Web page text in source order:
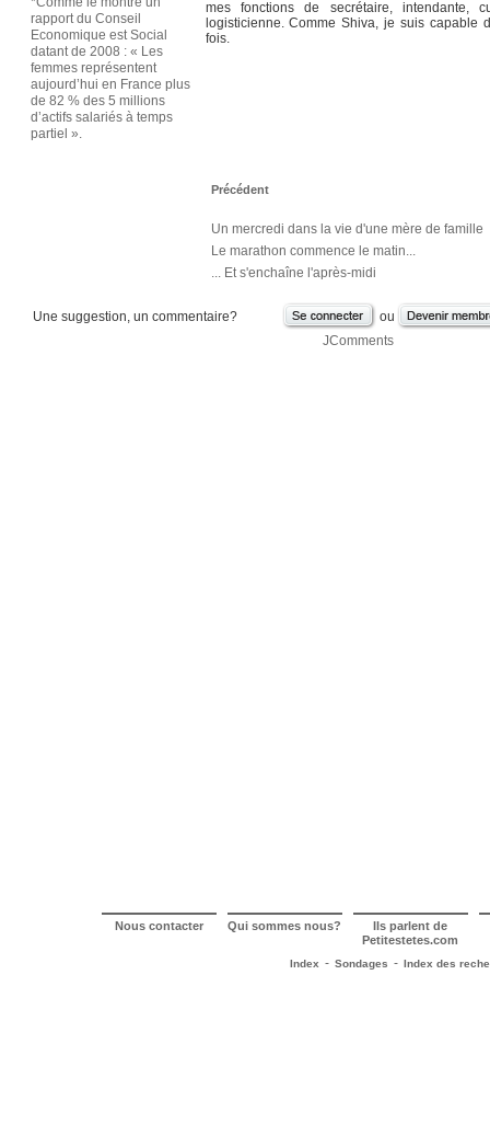
rapport du Conseil
Economique est Social
datant de 2008 : « Les
femmes représentent
aujourd’hui en France plus
de 82 % des 5 millions
d’actifs salariés à temps
partiel ».
mes fonctions de secrétaire, intendante,
logisticienne. Comme Shiva, je suis capable
fois.
Précédent
Un mercredi dans la vie d'une mère de famille
Le marathon commence le matin...
... Et s'enchaîne l'après-midi
Une suggestion, un commentaire?
ou
JComments
Nous contacter Qui sommes nous? Ils parlent de
Petitestetes.com
Index - Sondages - Index des